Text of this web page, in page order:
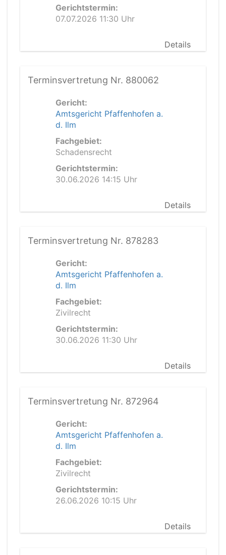
Gerichtstermin:
07.07.2026 11:30 Uhr
Details
Terminsvertretung Nr. 880062
Gericht:
Amtsgericht Pfaffenhofen a.
d. Ilm
Fachgebiet:
Schadensrecht
Gerichtstermin:
30.06.2026 14:15 Uhr
Details
Terminsvertretung Nr. 878283
Gericht:
Amtsgericht Pfaffenhofen a.
d. Ilm
Fachgebiet:
Zivilrecht
Gerichtstermin:
30.06.2026 11:30 Uhr
Details
Terminsvertretung Nr. 872964
Gericht:
Amtsgericht Pfaffenhofen a.
d. Ilm
Fachgebiet:
Zivilrecht
Gerichtstermin:
26.06.2026 10:15 Uhr
Details